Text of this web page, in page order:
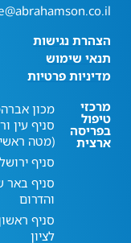
הצהרת נגישות
תנאי שימוש
מדיניות פרטיות
מרכזי
טיפול
בפריסה
ארצית
מכון
סניף עין
(מטה
סניף
סניף באר
והדרום
סניף
לציון